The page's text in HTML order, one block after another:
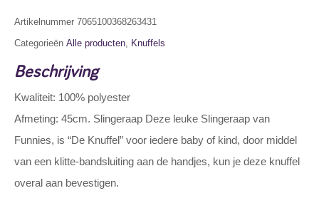
Artikelnummer 7065100368263431
Categorieën Alle producten, Knuffels
Beschrijving
Kwaliteit: 100% polyester
Afmeting: 45cm. Slingeraap Deze leuke Slingeraap van
Funnies, is “De Knuffel” voor iedere baby of kind, door middel
van een klitte-bandsluiting aan de handjes, kun je deze knuffel
overal aan bevestigen.